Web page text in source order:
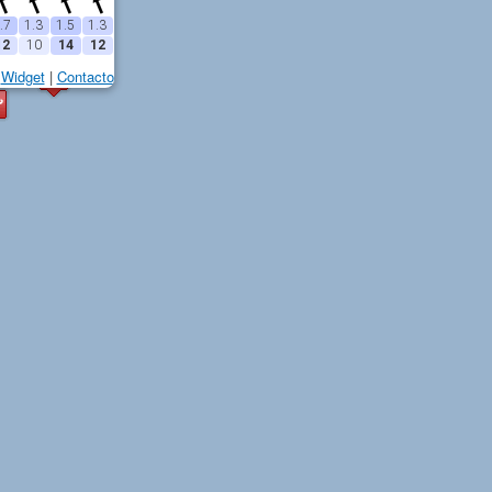
1.3 1.5 1.3
10 14 12
Widget| Contacto